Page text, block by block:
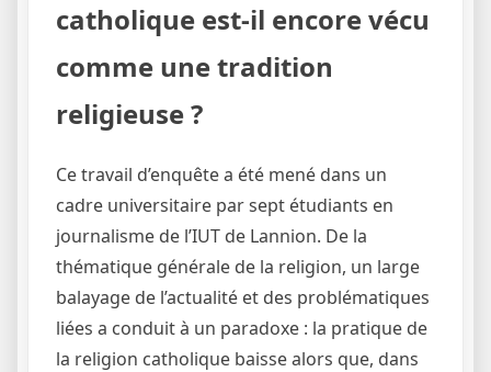
catholique est-il encore vécu
comme une tradition
religieuse ?
Ce travail d’enquête a été mené dans un
cadre universitaire par sept étudiants en
journalisme de l’IUT de Lannion. De la
thématique générale de la religion, un large
balayage de l’actualité et des problématiques
liées a conduit à un paradoxe : la pratique de
la religion catholique baisse alors que, dans